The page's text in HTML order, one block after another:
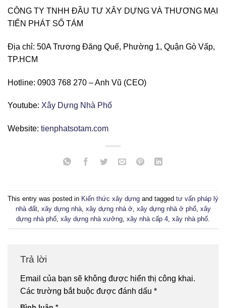
CÔNG TY TNHH ĐẦU TƯ XÂY DỰNG VÀ THƯƠNG MẠI
TIẾN PHÁT SỐ TÁM
Địa chỉ: 50A Trương Đăng Quế, Phường 1, Quận Gò Vấp,
TP.HCM
Hotline: 0903 768 270 – Anh Vũ (CEO)
Youtube: Xây Dựng Nhà Phố
Website: tienphatsotam.com
This entry was posted in Kiến thức xây dựng and tagged tư vấn pháp lý
nhà đất, xây dựng nhà, xây dựng nhà ở, xây dựng nhà ở phố, xây
dựng nhà phố, xây dựng nhà xưởng, xây nhà cấp 4, xây nhà phố.
Trả lời
Email của bạn sẽ không được hiển thị công khai.
Các trường bắt buộc được đánh dấu *